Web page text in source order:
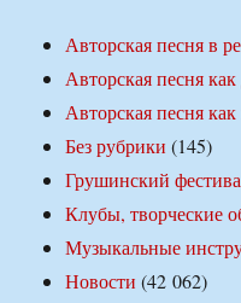
Авторская песня в
Авторская песня
Авторская песня
Без рубрики (145)
Грушинский
Клубы, творческие
Музыкальные
Новости (42 062)